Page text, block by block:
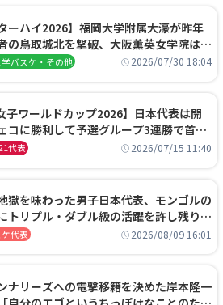
ーハイ2026】福岡大学附属大濠が昨年
の鳥取城北を撃破、大阪薫英女学院は岐
完勝、大会3日目試合結果
バスケ・その他 2026/07/30 18:04
子ワールドカップ2026】日本代表は開
コに勝利して予選グループ3連勝で首位
々決勝の相手はエジプトに決定
代表 2026/07/15 11:40
獄を味わった男子日本代表、モンゴルの
トリプル・ダブル級の活躍を許し残り
点する悔しい敗戦
代表 2026/08/09 16:01
ナリーズへの電撃移籍を決めた岸本隆一